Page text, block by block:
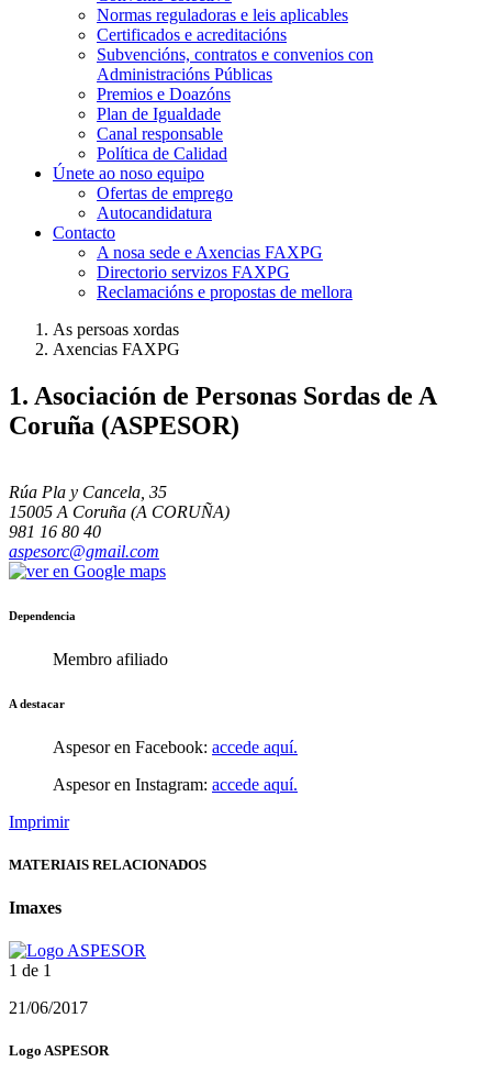
Normas reguladoras e leis aplicables
Certificados e acreditacións
Subvencións, contratos e convenios con
Administracións Públicas
Premios e Doazóns
Plan de Igualdade
Canal responsable
Política de Calidad
Únete ao noso equipo
Ofertas de emprego
Autocandidatura
Contacto
A nosa sede e Axencias FAXPG
Directorio servizos FAXPG
Reclamacións e propostas de mellora
As persoas xordas
Axencias FAXPG
1. Asociación de Personas Sordas de A
Coruña (ASPESOR)
Rúa Pla y Cancela, 35
15005 A Coruña (A CORUÑA)
981 16 80 40
aspesorc@gmail.com
Dependencia
Membro afiliado
A destacar
Aspesor en Facebook: accede aquí.
Aspesor en Instagram: accede aquí.
Imprimir
MATERIAIS RELACIONADOS
Imaxes
1 de 1
21/06/2017
Logo ASPESOR